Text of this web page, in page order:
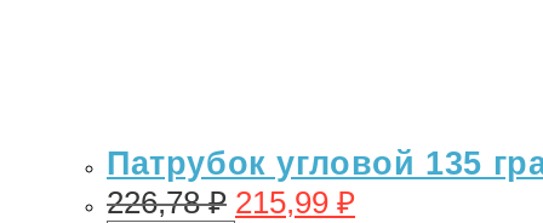
Патрубок угловой 135
226,78₽ 215,99 ₽